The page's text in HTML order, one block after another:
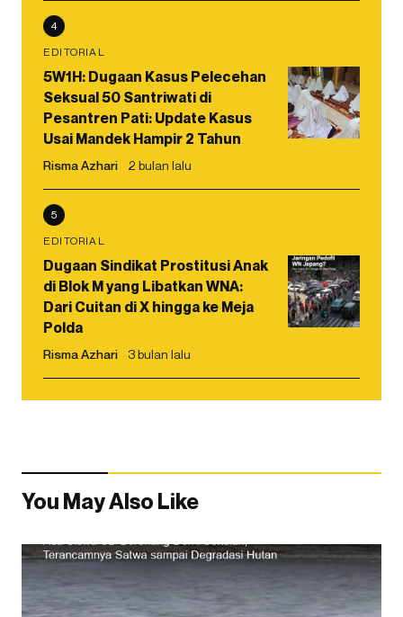
4
EDITORIAL
5W1H: Dugaan Kasus Pelecehan
Seksual 50 Santriwati di
Pesantren Pati: Update Kasus
Usai Mandek Hampir 2 Tahun
Risma Azhari 2 bulan lalu
5
EDITORIAL
Dugaan Sindikat Prostitusi Anak
di Blok M yang Libatkan WNA:
Dari Cuitan di X hingga ke Meja
Polda
Risma Azhari 3 bulan lalu
You May Also Like